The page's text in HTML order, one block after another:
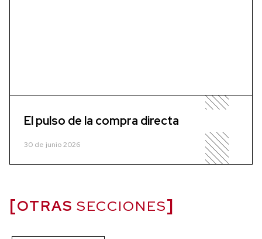
El pulso de la compra directa
30 de junio 2026
OTRAS SECCIONES